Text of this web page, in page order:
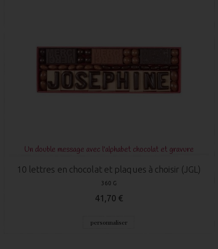
et gravure
(JGL)
N°4 du TOP 5 ANNIV
Boite chocolat Anniversaire